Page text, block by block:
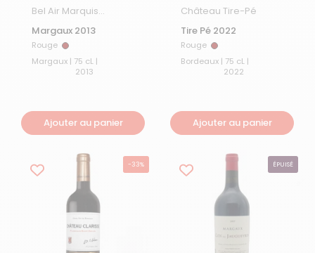
Bel Air Marquis
Margaux 2013
Rouge Rouge
Margaux | 75 cL |
2013
Ajouter au panier
Château Tire-Pé
Tire Pé 2022
Rouge Rouge
Bordeaux | 75 cL |
2022
Ajouter au panier
-33% ÉPUISÉ